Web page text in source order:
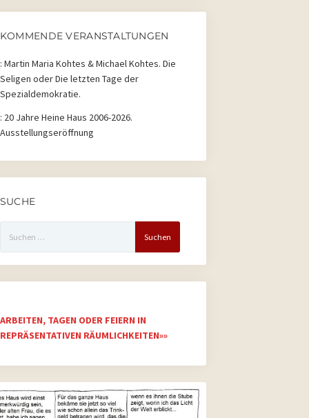
20262026 2026 2026 2026 2026 2026
KOMMENDE VERANSTALTUNGEN
: Martin Maria Kohtes & Michael Kohtes. Die
Seligen oder Die letzten Tage der
Spezialdemokratie.
: 20 Jahre Heine Haus 2006-2026.
Ausstellungseröffnung
SUCHE
nach:
ARBEITEN, TAGEN ODER FEIERN IN
REPRÄSENTATIVEN RÄUMLICHKEITEN»»